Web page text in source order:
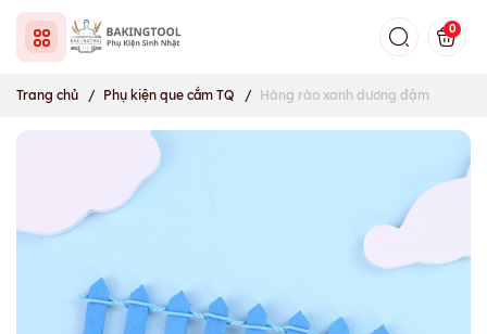
0
Trang chủ / Phụ kiện que cắm TQ / Hàng rào xanh dương đậm